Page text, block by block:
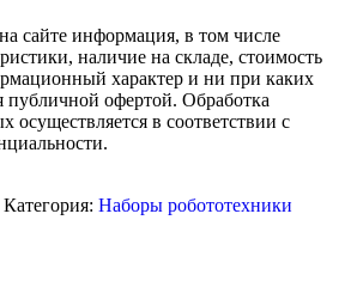
сайте информация, в том числе
наличие на складе, стоимость
характер и ни при каких
публичной офертой. Обработка
осуществляется в соответствии с
Категория: Наборы робототехники